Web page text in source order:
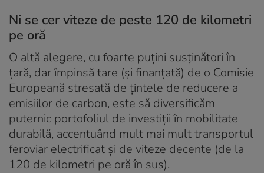
Ni se cer viteze de peste 120 de kilometri
pe oră
O altă alegere, cu foarte puțini susținători în
țară, dar împinsă tare (și finanțată) de o Comisie
Europeană stresată de țintele de reducere a
emisiilor de carbon, este să diversificăm
puternic portofoliul de investiții în mobilitate
durabilă, accentuând mult mai mult transportul
feroviar electrificat și de viteze decente (de la
120 de kilometri pe oră în sus).